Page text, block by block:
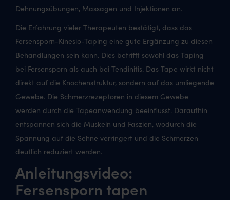
Dehnungsübungen, Massagen und Injektionen an.
Die Erfahrung vieler Therapeuten bestätigt, dass das
Fersensporn-Kinesio-Taping eine gute Ergänzung zu diesen
Behandlungen sein kann. Dies betrifft sowohl das Taping
bei Fersensporn als auch bei Tendinitis. Das Tape wirkt nicht
direkt auf die Knochenstruktur, sondern auf das umliegende
Gewebe. Die Schmerzrezeptoren in diesem Gewebe
werden durch die Tapeanwendung beeinflusst. Daraufhin
entspannen sich die Muskeln und Faszien, wodurch die
Spannung auf die Sehne verringert und die Schmerzen
deutlich reduziert werden.
Anleitungsvideo:
Fersensporn tapen